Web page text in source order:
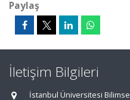
Paylaş
İletişim Bilgileri
İstanbul Üniversitesi